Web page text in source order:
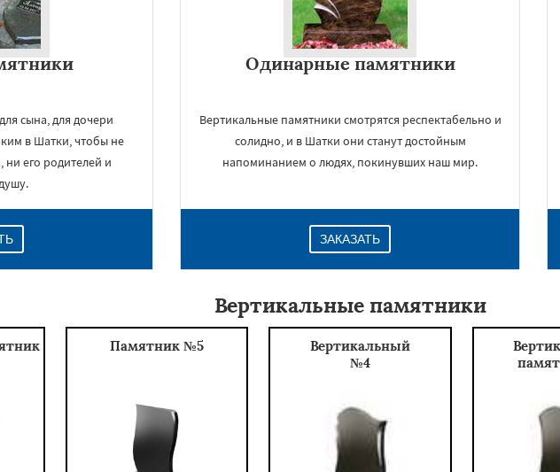
сына, для дочери
в Шатки, чтобы не
его родителей и
Одинарные памятники
Вертикальные памятники смотрятся респектабельно и
солидно, и в Шатки они станут достойным
напоминанием о людях, покинувших наш мир.
ЗАКАЗАТЬ
Вертикальные памятники
Памятник №5
Вертикальный
№4
Даю согласие на обработку персональных данных